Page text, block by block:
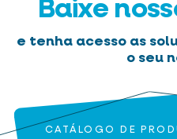
Baixe
e tenha acesso as
o seu
CATÁLOGO DE